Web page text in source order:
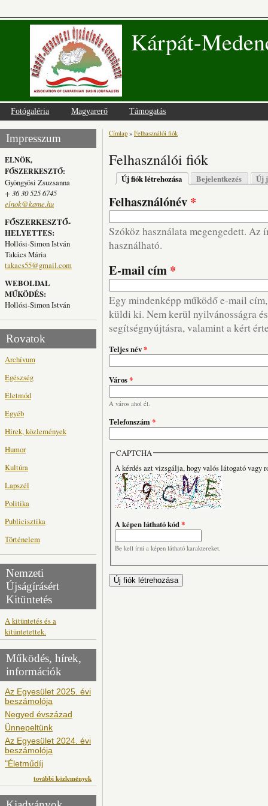
Kárpát-
Fotógaléria Magyarerő Támogatás
Impresszum
ELNÖK,
FŐSZERKESZTŐ:
Gyöngyösi Zsuzsanna
+ 36 30 525 6745
elnok@kame.hu
FŐSZERKESZTŐ-
HELYETTES:
Hollósi-Simon István
Takács Mária
takacs55@gmail.com
WEBOLDAL
MŰKÖDÉS:
Hollósi-Simon István
Rovatok
Archívum
Egészség
Életmód
Egyéb
Hírek, közlemények
Humor
Kultúra
Lapszél
Politika
Publicisztika
Történelem
Nemzeti
Újságírásért
Kitüntetés
A kitüntetés és a
kitüntetettek.
Működés, hírek,
információk
Az Egyesület 2025. évi
beszámolója
Negyed évszázad
Ünnepeltünk
Az Egyesület 2024. évi
beszámolója
"Életműdíj
további közlemények
Jelenlegi hely
Címlap » Felhasználói fiók
Felhasználói fiók
Elsődleges fülek
Új fiók létrehozása (aktív fül)
Bejelentkezés Új
Felhasználónév *
Szóköz használata megengedett. Az
használható.
E-mail cím *
Egy mindenképp működő e-mail
küldi ki. Nem kerül nyilvánosságra
segítségnyújtásra, valamint a kért
Teljes név*
Város*
A város ahol él.
Telefonszám*
CAPTCHA
A kérdés azt vizsgálja, hogy valós látogató vagy
A képen látható kód*
Be kell írni a képen látható karaktereket.